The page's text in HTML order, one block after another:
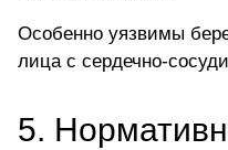
Особенно уязвимы
лица с сердечно-
5.